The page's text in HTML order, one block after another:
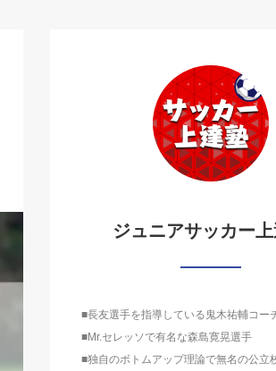
ジュニアサッカー
■長友選手を指導している鬼木祐輔コー
■Mr.セレッソで有名な森島寛晃選手
■独自のボトムアップ理論で無名の公立